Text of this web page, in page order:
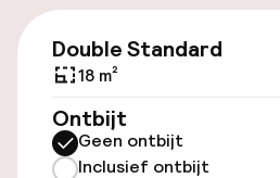
Openbaar parkeren
Toegankelijkheid
Double Standard
18 m²
Ontbijt
Geen ontbijt
Inclusief ontbijt